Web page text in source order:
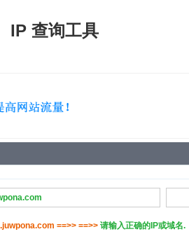
IP 查询工具
==>> ==>> 请输入正确的IP或域名.